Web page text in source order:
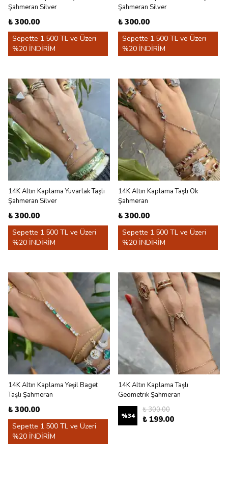
Şahmeran Silver
₺ 300.00
Sepette 1.500 TL ve Üzeri
%20 İNDİRİM
Şahmeran Silver
₺ 300.00
Sepette 1.500 TL ve Üzeri
%20 İNDİRİM
14K Altın Kaplama Yuvarlak Taşlı
Şahmeran Silver
₺ 300.00
Sepette 1.500 TL ve Üzeri
%20 İNDİRİM
14K Altın Kaplama Taşlı Ok
Şahmeran
₺ 300.00
Sepette 1.500 TL ve Üzeri
%20 İNDİRİM
14K Altın Kaplama Yeşil Baget
Taşlı Şahmeran
₺ 300.00
Sepette 1.500 TL ve Üzeri
%20 İNDİRİM
14K Altın Kaplama Taşlı
Geometrik Şahmeran
%34
₺ 300.00
₺ 199.00